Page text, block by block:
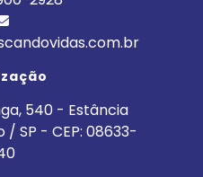
540 - Estância
/ SP - CEP: 08633-